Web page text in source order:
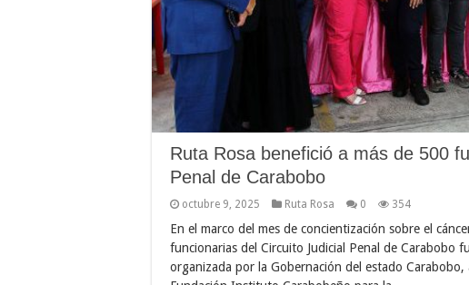
Ruta Rosa benefició a más de 500
Penal de Carabobo
octubre 9, 2025 Ruta Rosa 0 354
En el marco del mes de concientización sobre el
funcionarias del Circuito Judicial Penal de Carabobo
organizada por la Gobernación del estado